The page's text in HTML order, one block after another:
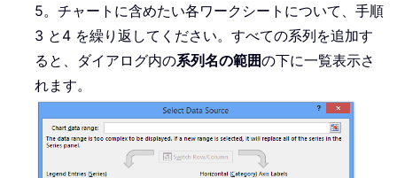
5。チャートに含めたい各ワークシートについて、手順
3 と4 を繰り返してください。すべての系列を追加す
ると、ダイアログ内の系列名の範囲の下に一覧表示さ
れます。